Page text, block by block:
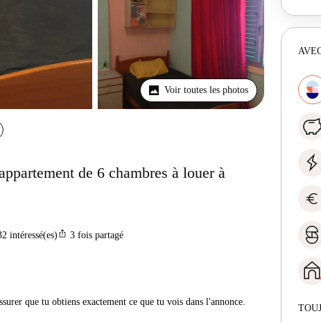
Voir toutes les photos
de 6 chambres à louer à
intéressé(es) ios_share 3 fois partagé
que tu obtiens exactement ce que tu vois dans l'annonce.
euro